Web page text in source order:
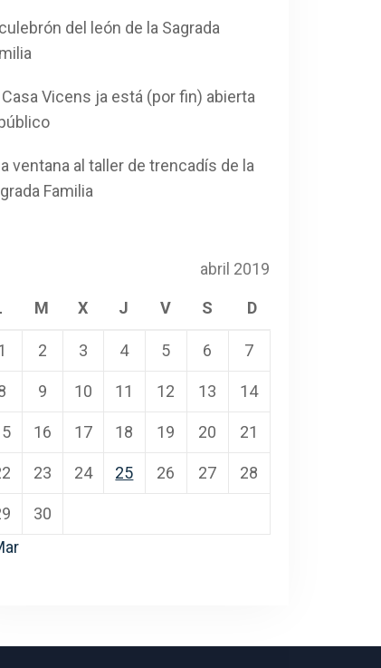
del león de la Sagrada
Casa Vicens ja está (por fin) abierta
ventana al taller de trencadís de la
Familia
abril 2019
M X J V S D
2 3 4 5 6 7
9 10 11 12 13 14
16 17 18 19 20 21
23 24 25 26 27 28
30